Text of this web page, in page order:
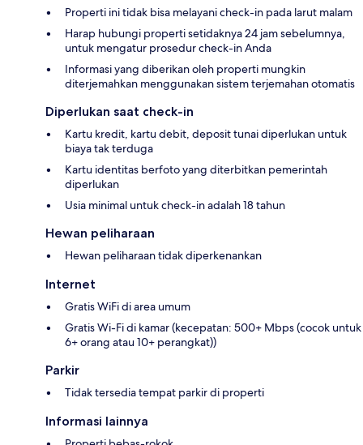
Properti ini tidak bisa melayani check-in pada larut malam
Harap hubungi properti setidaknya 24 jam sebelumnya,
untuk mengatur prosedur check-in Anda
Informasi yang diberikan oleh properti mungkin
diterjemahkan menggunakan sistem terjemahan otomatis
Diperlukan saat check-in
Kartu kredit, kartu debit, deposit tunai diperlukan untuk
biaya tak terduga
Kartu identitas berfoto yang diterbitkan pemerintah
diperlukan
Usia minimal untuk check-in adalah 18 tahun
Hewan peliharaan
Hewan peliharaan tidak diperkenankan
Internet
Gratis WiFi di area umum
Gratis Wi-Fi di kamar (kecepatan: 500+ Mbps (cocok untuk
6+ orang atau 10+ perangkat))
Parkir
Tidak tersedia tempat parkir di properti
Informasi lainnya